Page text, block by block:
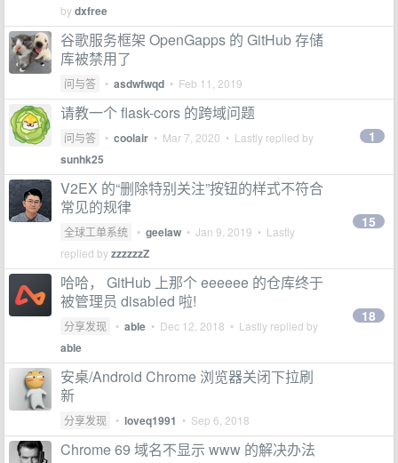
bydxfree
谷歌服务框架 OpenGapps 的 GitHub 存储
库被禁用了
问与答 • asdwfwqd • Feb 11, 2019
请教一个 flask-cors 的跨域问题
问与答 • coolair • Mar 7, 2020 • Lastly replied by
sunhk25
1
V2EX 的“删除特别关注”按钮的样式不符合
常见的规律
全球工单系统 • geelaw • Jan 9, 2019 • Lastly
replied byzzzzzzZ
15
哈哈， GitHub 上那个 eeeeee 的仓库终于
被管理员 disabled 啦!
分享发现 • able • Dec 12, 2018 • Lastly replied by
able
18
安桌/Android Chrome 浏览器关闭下拉刷
新
分享发现 • loveq1991 • Sep 6, 2018
Chrome 69 域名不显示 www 的解决办法